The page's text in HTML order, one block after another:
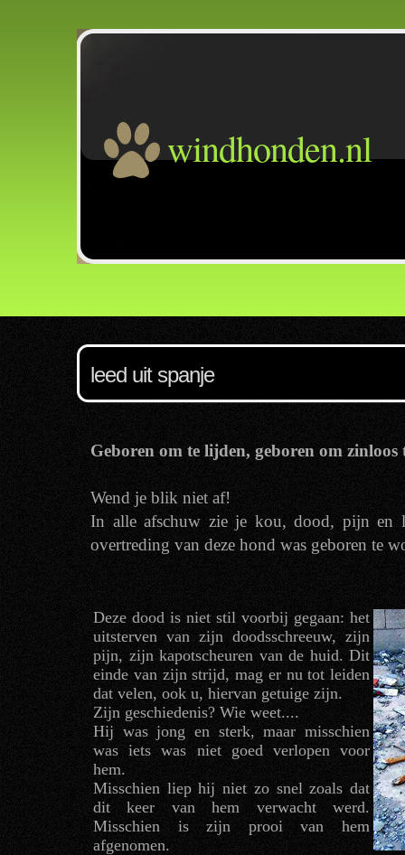
windhonden.nl
leed uit spanje
Geboren om te lijden, geboren om zinloos
Wend je blik niet af!
In alle afschuw zie je kou, dood, pijn en
overtreding van deze hond was geboren te
Deze dood is niet stil voorbij gegaan: het
uitsterven van zijn doodsschreeuw, zijn
pijn, zijn kapotscheuren van de huid. Dit
einde van zijn strijd, mag er nu tot leiden
dat velen, ook u, hiervan getuige zijn.
Zijn geschiedenis? Wie weet....
Hij was jong en sterk, maar misschien
was iets was niet goed verlopen voor
hem.
Misschien liep hij niet zo snel zoals dat
dit keer van hem verwacht werd.
Misschien is zijn prooi van hem
afgenomen.